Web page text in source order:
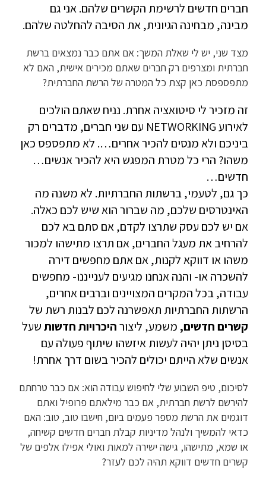
חברים חדשים לרשימת הקשרים שלהם. אני גם
מבינה, מבחינה הגיונית, את הסיבה להחלטה שלהם.
מצד שני, יש לי שאלת המשך: אם אתם כבר נמצאים ברשת
חברתית ומצרפים רק חברים שאתם מכירים אישית, האם לא
מתפספסת כאן קצת כל המטרה של הרשת החברתית?
זה מזכיר לי סיטואציה אחרת. נניח שאתם הולכים
לאירוע NETWORKING עם שני חברים, מדברים רק
ביניכם ולא מנסים להכיר אחרים…. לא מתפספס כאן
משהו? הרי כל מטרת המפגש היא להכיר אנשים…
חדשים…
כך גם, לטעמי, ברשתות החברתיות. לא משנה מה
האינטרסים שלכם, מה שברור הוא שיש לכם כאלה.
אם יש לכם עסק שתרצו לקדם, אם סתם בא לכם
להרחיב את מעגל החברים, אם תרצו מתישהו למכור
משהו או דווקא לקנות, אם אתם מחפשים דירה
להשכרה או- והנה אנחנו מגיעים לענייננו- מחפשים
עבודה, בכל המקרים המצויינים וברבים אחרים,
הרשתות החברתיות תאפשרנה לכם לבנות רשת של
קשריםחדשים, משמע, ליצורהיכרויות חדשותשעל
בסיסן ניתן יהיה לעשות איזשהו שיתוף פעולה עם
אנשים שלא הייתם יכולים להכיר בשום דרך אחרת!
לסיכום, טיפ השבוע שלי לחיפוש עבודה הוא: אם כבר טרחתם
להירשם לרשת חברתית, אם כבר מילאתם פרופיל ואתם
דוגמים את הרשת מספר פעמים ביום, חישבו טוב, טוב: האם
כדאי להמשיך ולנהל מדיניות קבלת חברים חדשים קשיחה,
או שמא, מתישהו, גישה ישירה למאות ואולי אפילו אלפים של
קשרים חדשים דווקא תהיה לכם לעזר?